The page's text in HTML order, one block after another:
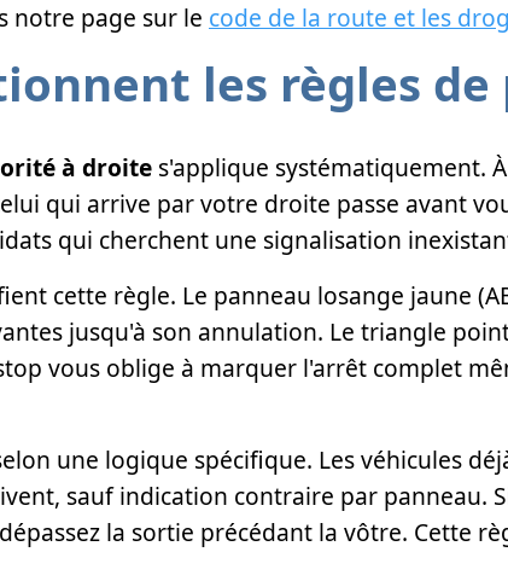
notre page sur le code de la route et les
les règles
à droite s'applique systématiquement.
qui arrive par votre droite passe avant
qui cherchent une signalisation
cette règle. Le panneau losange jaune
jusqu'à son annulation. Le triangle
vous oblige à marquer l'arrêt complet
une logique spécifique. Les véhicules
sauf indication contraire par panneau.
la sortie précédant la vôtre. Cette